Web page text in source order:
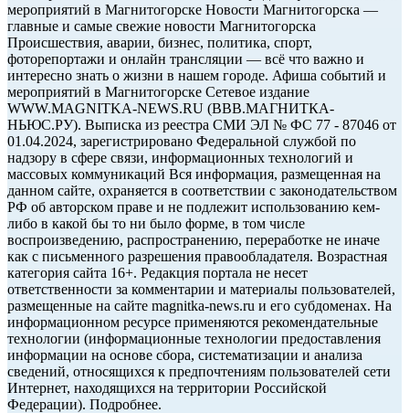
мероприятий в Магнитогорске Новости Магнитогорска —
главные и самые свежие новости Магнитогорска
Происшествия, аварии, бизнес, политика, спорт,
фоторепортажи и онлайн трансляции — всё что важно и
интересно знать о жизни в нашем городе. Афиша событий и
мероприятий в Магнитогорске Сетевое издание
WWW.MAGNITKA-NEWS.RU (ВВВ.МАГНИТКА-
НЬЮС.РУ). Выписка из реестра СМИ ЭЛ № ФС 77 - 87046 от
01.04.2024, зарегистрировано Федеральной службой по
надзору в сфере связи, информационных технологий и
массовых коммуникаций Вся информация, размещенная на
данном сайте, охраняется в соответствии с законодательством
РФ об авторском праве и не подлежит использованию кем-
либо в какой бы то ни было форме, в том числе
воспроизведению, распространению, переработке не иначе
как с письменного разрешения правообладателя. Возрастная
категория сайта 16+. Редакция портала не несет
ответственности за комментарии и материалы пользователей,
размещенные на сайте magnitka-news.ru и его субдоменах. На
информационном ресурсе применяются рекомендательные
технологии (информационные технологии предоставления
информации на основе сбора, систематизации и анализа
сведений, относящихся к предпочтениям пользователей сети
Интернет, находящихся на территории Российской
Федерации). Подробнее.